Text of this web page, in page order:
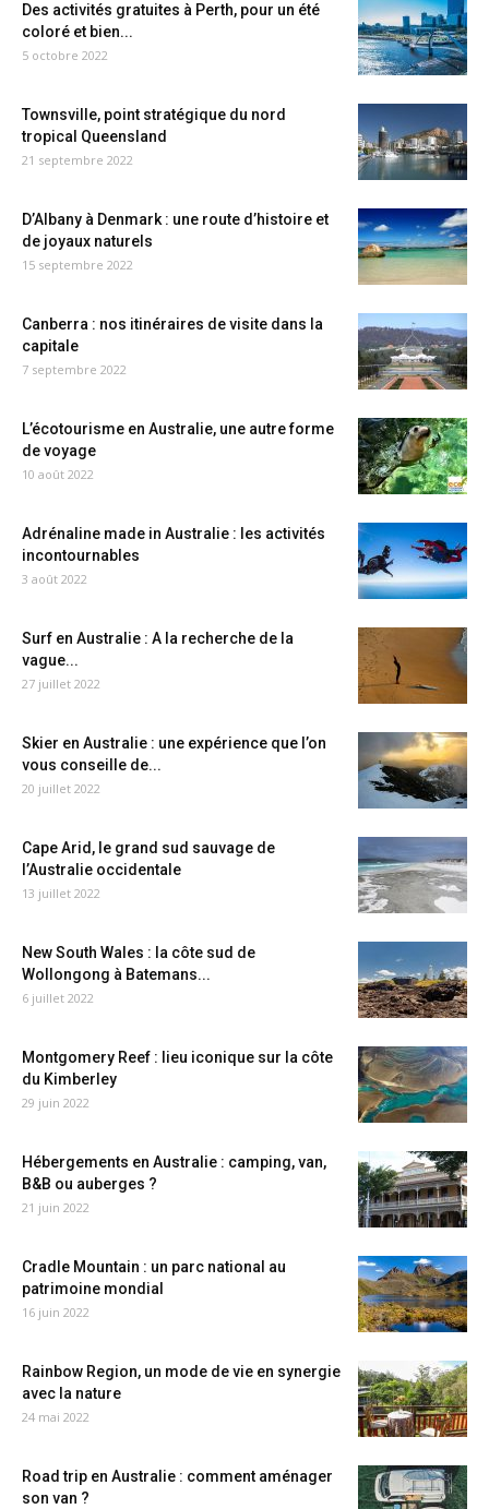
Des activités gratuites à Perth, pour un été
coloré et bien...
5 octobre 2022
Townsville, point stratégique du nord
tropical Queensland
21 septembre 2022
D’Albany à Denmark : une route d’histoire et
de joyaux naturels
15 septembre 2022
Canberra : nos itinéraires de visite dans la
capitale
7 septembre 2022
L’écotourisme en Australie, une autre forme
de voyage
10 août 2022
Adrénaline made in Australie : les activités
incontournables
3 août 2022
Surf en Australie : A la recherche de la
vague...
27 juillet 2022
Skier en Australie : une expérience que l’on
vous conseille de...
20 juillet 2022
Cape Arid, le grand sud sauvage de
l’Australie occidentale
13 juillet 2022
New South Wales : la côte sud de
Wollongong à Batemans...
6 juillet 2022
Montgomery Reef : lieu iconique sur la côte
du Kimberley
29 juin 2022
Hébergements en Australie : camping, van,
B&B ou auberges ?
21 juin 2022
Cradle Mountain : un parc national au
patrimoine mondial
16 juin 2022
Rainbow Region, un mode de vie en synergie
avec la nature
24 mai 2022
Road trip en Australie : comment aménager
son van ?